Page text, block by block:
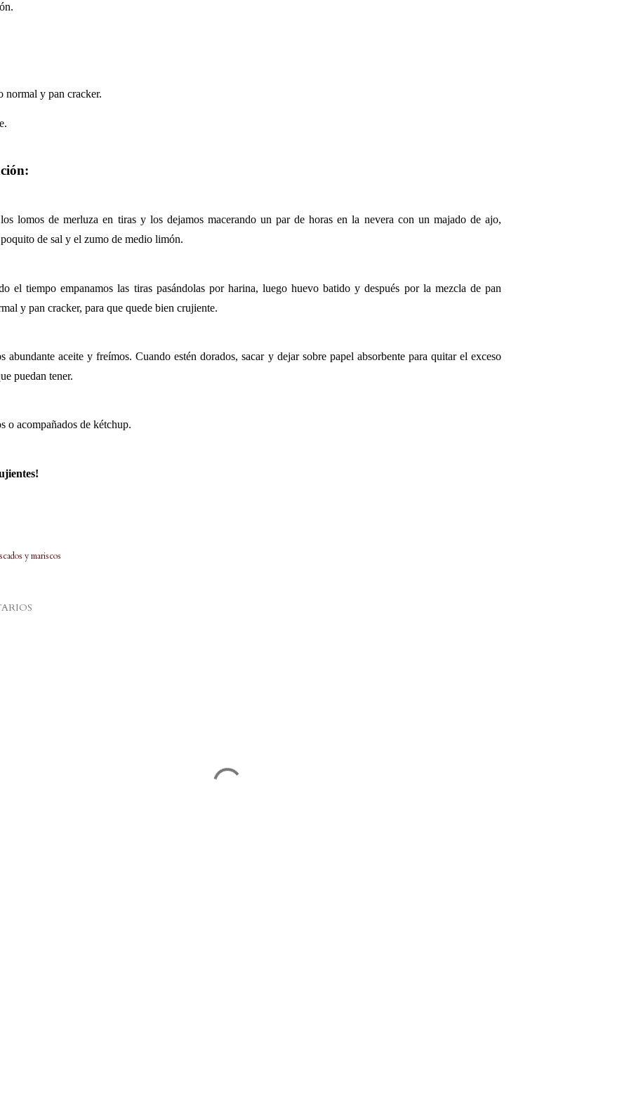
normal y pan cracker.
lomos de merluza en tiras y los dejamos macerando un par de horas en la nevera con un majado de ajo,
de sal y el zumo de medio limón.
el tiempo empanamos las tiras pasándolas por harina, luego huevo batido y después por la mezcla de pan
y pan cracker, para que quede bien crujiente.
abundante aceite y freímos. Cuando estén dorados, sacar y dejar sobre papel absorbente para quitar el exceso
puedan tener.
o acompañados de kétchup.
y mariscos